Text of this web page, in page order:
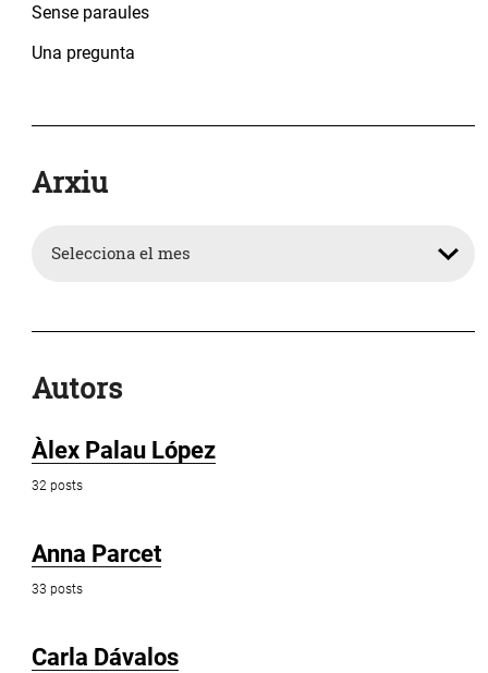
Sense paraules
Una pregunta
Arxiu
Autors
Àlex Palau López
32 posts
Anna Parcet
33 posts
Carla Dávalos